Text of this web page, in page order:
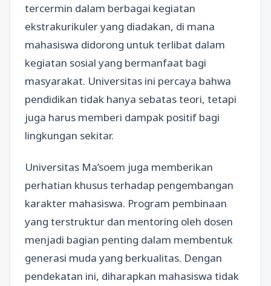
tercermin dalam berbagai kegiatan
ekstrakurikuler yang diadakan, di mana
mahasiswa didorong untuk terlibat dalam
kegiatan sosial yang bermanfaat bagi
masyarakat. Universitas ini percaya bahwa
pendidikan tidak hanya sebatas teori, tetapi
juga harus memberi dampak positif bagi
lingkungan sekitar.
Universitas Ma’soem juga memberikan
perhatian khusus terhadap pengembangan
karakter mahasiswa. Program pembinaan
yang terstruktur dan mentoring oleh dosen
menjadi bagian penting dalam membentuk
generasi muda yang berkualitas. Dengan
pendekatan ini, diharapkan mahasiswa tidak